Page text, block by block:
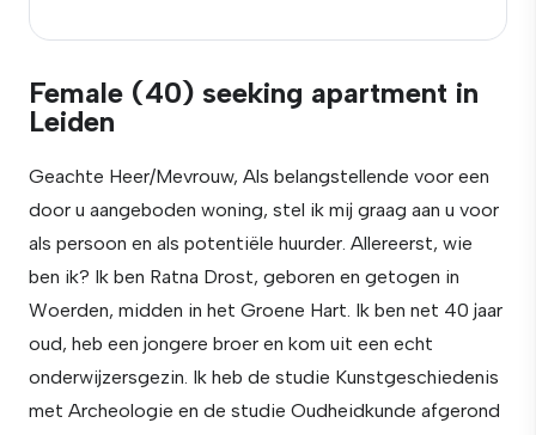
Female (40) seeking apartment in
Leiden
Geachte Heer/Mevrouw, Als belangstellende voor een
door u aangeboden woning, stel ik mij graag aan u voor
als persoon en als potentiële huurder. Allereerst, wie
ben ik? Ik ben Ratna Drost, geboren en getogen in
Woerden, midden in het Groene Hart. Ik ben net 40 jaar
oud, heb een jongere broer en kom uit een echt
onderwijzersgezin. Ik heb de studie Kunstgeschiedenis
met Archeologie en de studie Oudheidkunde afgerond